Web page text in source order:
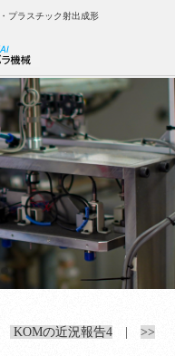
プラスチック射出成形
KOMの近況報告4 >>